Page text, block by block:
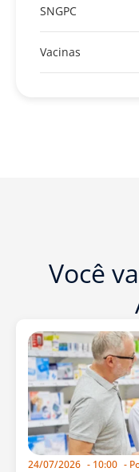
SNGPC
Vacinas
Você
24/07/2026 - 10:00 -